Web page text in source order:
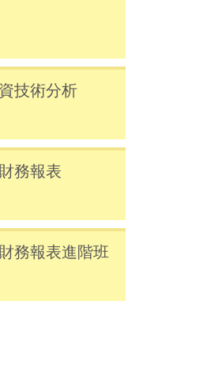
技術分析
務報表
務報表進階班